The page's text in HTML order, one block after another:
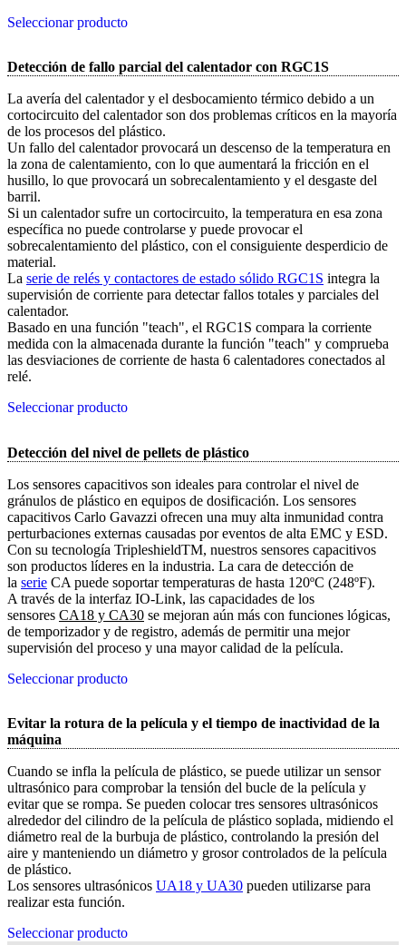
Seleccionar producto
Detección de fallo parcial del calentador con RGC1S
La avería del calentador y el desbocamiento térmico debido a un
cortocircuito del calentador son dos problemas críticos en la mayoría
de los procesos del plástico.
Un fallo del calentador provocará un descenso de la temperatura en
la zona de calentamiento, con lo que aumentará la fricción en el
husillo, lo que provocará un sobrecalentamiento y el desgaste del
barril.
Si un calentador sufre un cortocircuito, la temperatura en esa zona
específica no puede controlarse y puede provocar el
sobrecalentamiento del plástico, con el consiguiente desperdicio de
material.
La serie de relés y contactores de estado sólido RGC1S integra la
supervisión de corriente para detectar fallos totales y parciales del
calentador.
Basado en una función "teach", el RGC1S compara la corriente
medida con la almacenada durante la función "teach" y comprueba
las desviaciones de corriente de hasta 6 calentadores conectados al
relé.
Seleccionar producto
Detección del nivel de pellets de plástico
Los sensores capacitivos son ideales para controlar el nivel de
gránulos de plástico en equipos de dosificación. Los sensores
capacitivos Carlo Gavazzi ofrecen una muy alta inmunidad contra
perturbaciones externas causadas por eventos de alta EMC y ESD.
Con su tecnología TripleshieldTM, nuestros sensores capacitivos
son productos líderes en la industria. La cara de detección de
la serie CA puede soportar temperaturas de hasta 120ºC (248ºF).
A través de la interfaz IO-Link, las capacidades de los
sensores CA18 y CA30 se mejoran aún más con funciones lógicas,
de temporizador y de registro, además de permitir una mejor
supervisión del proceso y una mayor calidad de la película.
Seleccionar producto
Evitar la rotura de la película y el tiempo de inactividad de la
máquina
Cuando se infla la película de plástico, se puede utilizar un sensor
ultrasónico para comprobar la tensión del bucle de la película y
evitar que se rompa. Se pueden colocar tres sensores ultrasónicos
alrededor del cilindro de la película de plástico soplada, midiendo el
diámetro real de la burbuja de plástico, controlando la presión del
aire y manteniendo un diámetro y grosor controlados de la película
de plástico.
Los sensores ultrasónicos UA18 y UA30 pueden utilizarse para
realizar esta función.
Seleccionar producto